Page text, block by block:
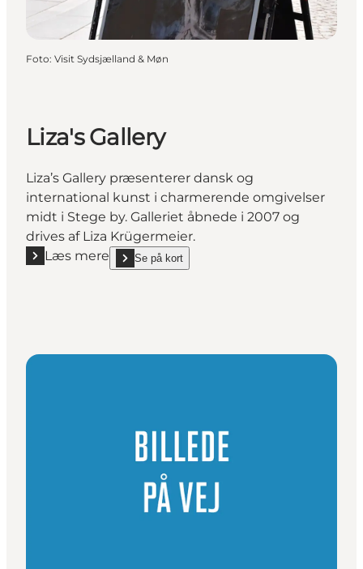
Foto: Visit Sydsjælland & Møn
Liza's Gallery
Liza’s Gallery præsenterer dansk og
international kunst i charmerende omgivelser
midt i Stege by. Galleriet åbnede i 2007 og
drives af Liza Krügermeier.
Læs mere
Læs mere "Liza's Gallery"
Se på kort
show Liza's Gallery on_map